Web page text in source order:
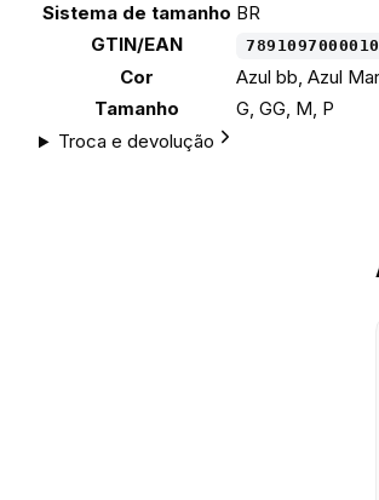
Sistema de tamanho BR
GTIN/EAN
7891097000010
Cor
Azul bb, Azul
Tamanho
G, GG, M, P
Troca e devolução